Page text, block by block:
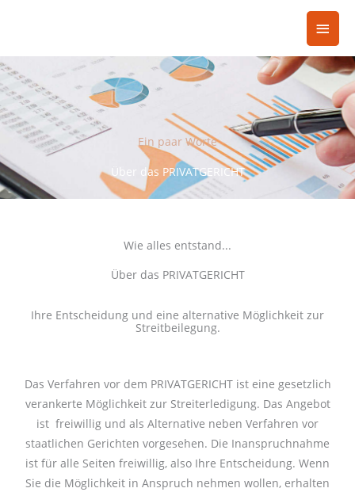
Main
Ein paar Worte
Über das PRIVATGERICHT
Wie alles entstand...
Über das PRIVATGERICHT
Ihre Entscheidung und eine alternative Möglichkeit zur
Streitbeilegung.
Das Verfahren vor dem PRIVATGERICHT ist eine gesetzlich
verankerte Möglichkeit zur Streiterledigung. Das Angebot
ist freiwillig und als Alternative neben Verfahren vor
staatlichen Gerichten vorgesehen. Die Inanspruchnahme
ist für alle Seiten freiwillig, also Ihre Entscheidung. Wenn
Sie die Möglichkeit in Anspruch nehmen wollen, erhalten